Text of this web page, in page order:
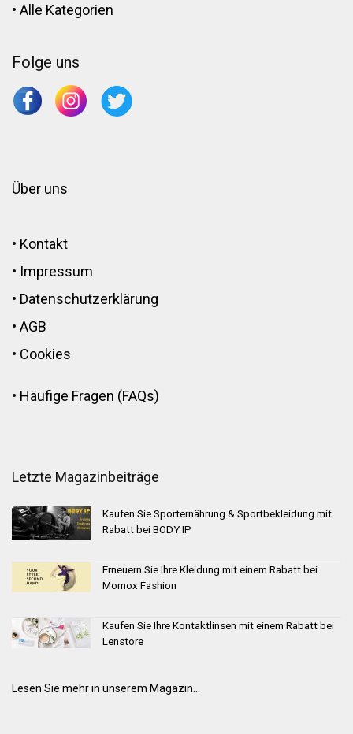
• Alle Kategorien
Folge uns
Über uns
• Kontakt
• Impressum
• Datenschutzerklärung
• AGB
• Cookies
• Häufige Fragen (FAQs)
Letzte Magazinbeiträge
Kaufen Sie Sporternährung & Sportbekleidung mit
Rabatt bei BODY IP
Erneuern Sie Ihre Kleidung mit einem Rabatt bei
Momox Fashion
Kaufen Sie Ihre Kontaktlinsen mit einem Rabatt bei
Lenstore
Lesen Sie mehr in unserem Magazin...